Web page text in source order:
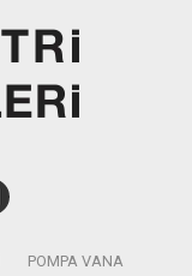
POMPA VANA